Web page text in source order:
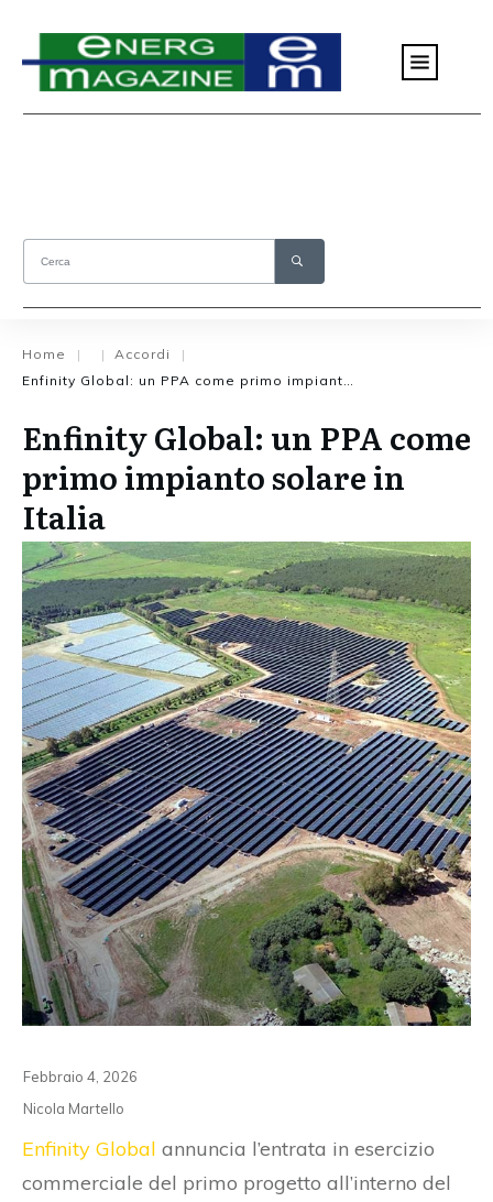
Home | | Accordi
|
Enfinity Global: un PPA come
primo impianto solare in
Italia
Febbraio 4, 2026
Nicola Martello
Enfinity Global annuncia l’entrata in esercizio
commerciale del primo progetto all’interno del